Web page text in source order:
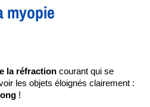
myopie
la réfraction courant qui se
les objets éloignés clairement :
!